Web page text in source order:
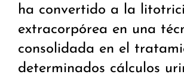
ha convertido a la
extracorpórea en una
consolidada en el
determinados cálculos